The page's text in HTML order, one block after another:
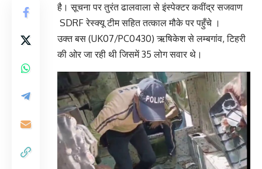
है। सूचना पर तुरंत ढालवाला से इंस्पेक्टर कवींद्र सजवाण
SDRF रेस्क्यू टीम सहित तत्काल मौके पर पहुँचे ।
उक्त बस (UK07/PC0430) ऋषिकेश से लम्बगांव, टिहरी
की ओर जा रही थी जिसमें 35 लोग सवार थे।